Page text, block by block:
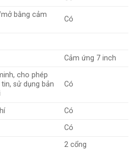
bằng cảm
Có
Cảm ứng 7 inch
cho phép
sử dụng bản
Có
Có
Có
2 cổng